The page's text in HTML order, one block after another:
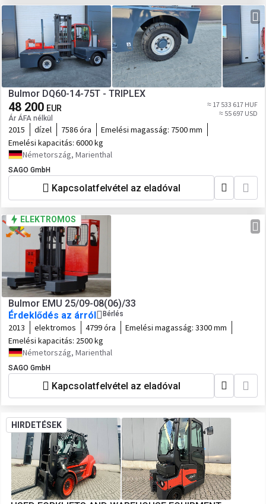
Bulmor DQ60-14-75T - TRIPLEX
48 200 EUR
Ár ÁFA nélkül
≈ 17 533 617 HUF
≈ 55 697 USD
2015 dízel 7586 óra Emelési magasság: 7500 mm
Emelési kapacitás: 6000 kg
Németország, Marienthal
SAGO GmbH
Kapcsolatfelvétel az eladóval
ELEKTROMOS
Bulmor EMU 25/09-08(06)/33
Érdeklődés az árról
Bérlés
2013 elektromos 4799 óra Emelési magasság: 3300 mm
Emelési kapacitás: 2500 kg
Németország, Marienthal
SAGO GmbH
Kapcsolatfelvétel az eladóval
HIRDETÉSEK